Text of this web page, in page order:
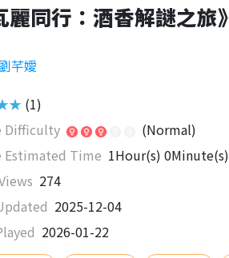
麗同行：酒香解謎之旅》
芊嬡
(1)
Difficulty
(Normal)
Estimated Time 1Hour(s) 0Minute(s)
274
2025-12-04
2026-01-22